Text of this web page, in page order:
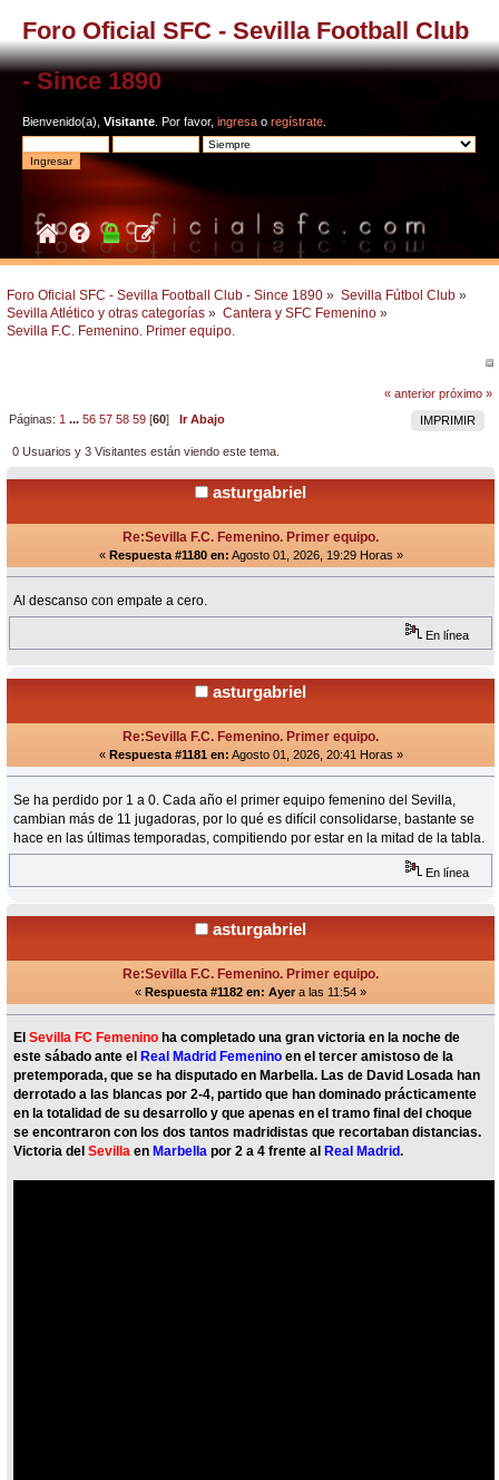
Foro Oficial SFC - Sevilla Football Club
- Since 1890
Bienvenido(a), Visitante . Por favor, ingresa o regístrate
Foro Oficial SFC - Sevilla Football Club - Since 1890 » Sevilla Fútbol Club »
Sevilla Atlético y otras categorías » Cantera y SFC Femenino »
Sevilla F.C. Femenino. Primer equipo.
« anterior próximo »
IMPRIMIR
Páginas: 1 ...56 57 58 59 [60]Ir Abajo
0 Usuarios y 3 Visitantes están viendo este tema.
asturgabriel
Re:Sevilla F.C. Femenino. Primer equipo.
« Respuesta #1180 en: Agosto 01, 2026, 19:29 Horas »
Al descanso con empate a cero.
En línea
asturgabriel
Re:Sevilla F.C. Femenino. Primer equipo.
« Respuesta #1181 en: Agosto 01, 2026, 20:41 Horas »
Se ha perdido por 1 a 0. Cada año el primer equipo femenino del Sevilla,
cambian más de 11 jugadoras, por lo qué es difícil consolidarse, bastante se
hace en las últimas temporadas, compitiendo por estar en la mitad de la tabla.
En línea
asturgabriel
Re:Sevilla F.C. Femenino. Primer equipo.
« Respuesta #1182 en: Ayera las 11:54 »
ElSevilla FC Femenino ha completado una gran victoria en la noche de
este sábado ante el Real Madrid Femenino en el tercer amistoso de la
pretemporada, que se ha disputado en Marbella. Las de David Losada han
derrotado a las blancas por 2-4, partido que han dominado prácticamente
en la totalidad de su desarrollo y que apenas en el tramo final del choque
se encontraron con los dos tantos madridistas que recortaban distancias.
Victoria delSevilla en Marbellapor 2 a 4 frente al Real Madrid.